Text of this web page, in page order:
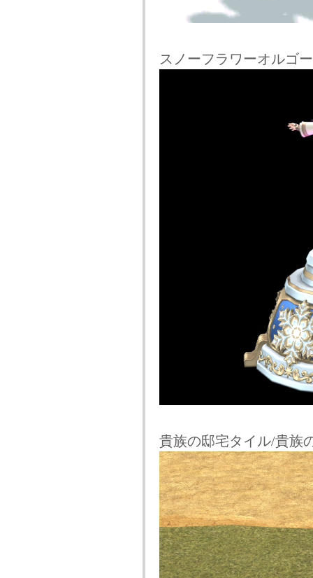
スノーフラワーオルゴ
貴族の邸宅タイル/貴族